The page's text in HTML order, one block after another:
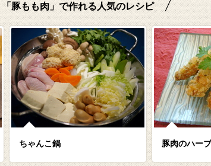
「豚もも肉」で作れる人気のレシピ
ちゃんこ鍋 豚肉のハー